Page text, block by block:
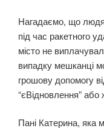
Нагадаємо, що
під час ракетного
місто не
випадку мешканці
грошову допомогу
“єВідновлення” або
Пані Катерина, яка